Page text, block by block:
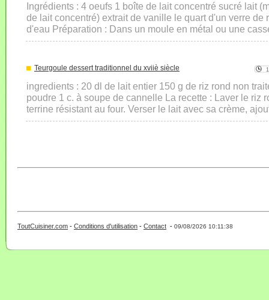
Ingrédients : 4 oeufs 1 boîte de lait concentré sucré lait
de lait concentré) extrait de vanille le quart d'un verre de
d'eau Préparation : Dans un moule en métal ou une
Teurgoule dessert traditionnel du xviiè siècle
ingredients : 20 dl de lait entier 150 g de riz rond non
poudre 1 c. à soupe de cannelle La recette : Laver le riz
terrine résistant au four. Verser le lait avec sa crème,
ToutCuisiner.com - Conditions d'utilisation - Contact - 09/08/2026 10:11:38